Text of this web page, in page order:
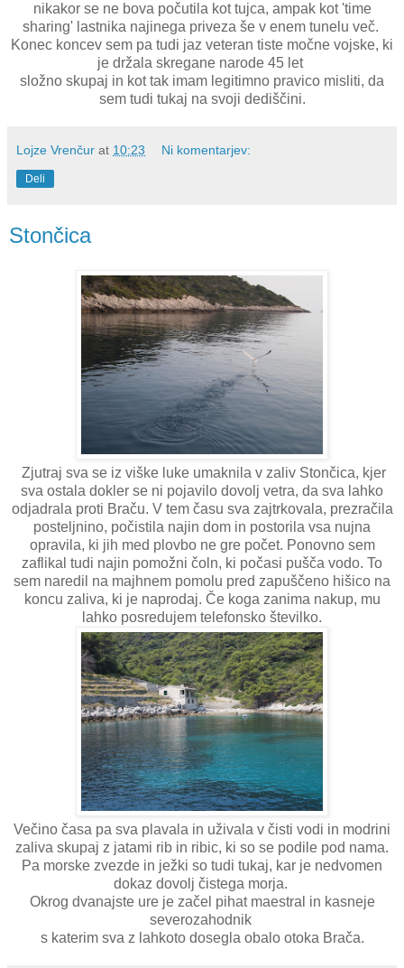
nikakor se ne bova počutila kot tujca, ampak kot 'time
sharing' lastnika najinega priveza še v enem tunelu več.
Konec koncev sem pa tudi jaz veteran tiste močne vojske, ki
je držala skregane narode 45 let
složno skupaj in kot tak imam legitimno pravico misliti, da
sem tudi tukaj na svoji dediščini.
Lojze Vrenčur at 10:23 Ni komentarjev:
Deli
Stončica
Zjutraj sva se iz viške luke umaknila v zaliv Stončica, kjer
sva ostala dokler se ni pojavilo dovolj vetra, da sva lahko
odjadrala proti Braču. V tem času sva zajtrkovala, prezračila
posteljnino, počistila najin dom in postorila vsa nujna
opravila, ki jih med plovbo ne gre počet. Ponovno sem
zaflikal tudi najin pomožni čoln, ki počasi pušča vodo. To
sem naredil na majhnem pomolu pred zapuščeno hišico na
koncu zaliva, ki je naprodaj. Če koga zanima nakup, mu
lahko posredujem telefonsko številko.
Večino časa pa sva plavala in uživala v čisti vodi in modrini
zaliva skupaj z jatami rib in ribic, ki so se podile pod nama.
Pa morske zvezde in ježki so tudi tukaj, kar je nedvomen
dokaz dovolj čistega morja.
Okrog dvanajste ure je začel pihat maestral in kasneje
severozahodnik
s katerim sva z lahkoto dosegla obalo otoka Brača.